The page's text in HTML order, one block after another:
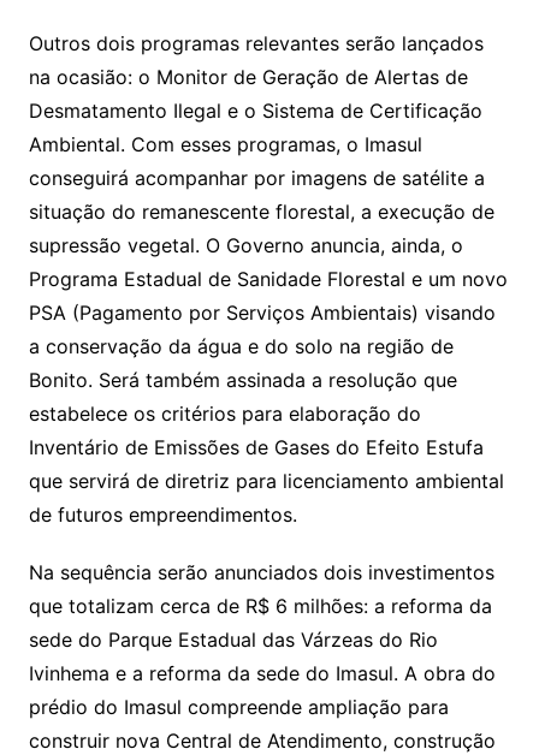
Outros dois programas relevantes serão lançados
na ocasião: o Monitor de Geração de Alertas de
Desmatamento Ilegal e o Sistema de Certificação
Ambiental. Com esses programas, o Imasul
conseguirá acompanhar por imagens de satélite a
situação do remanescente florestal, a execução de
supressão vegetal. O Governo anuncia, ainda, o
Programa Estadual de Sanidade Florestal e um novo
PSA (Pagamento por Serviços Ambientais) visando
a conservação da água e do solo na região de
Bonito. Será também assinada a resolução que
estabelece os critérios para elaboração do
Inventário de Emissões de Gases do Efeito Estufa
que servirá de diretriz para licenciamento ambiental
de futuros empreendimentos.
Na sequência serão anunciados dois investimentos
que totalizam cerca de R$ 6 milhões: a reforma da
sede do Parque Estadual das Várzeas do Rio
Ivinhema e a reforma da sede do Imasul. A obra do
prédio do Imasul compreende ampliação para
construir nova Central de Atendimento, construção